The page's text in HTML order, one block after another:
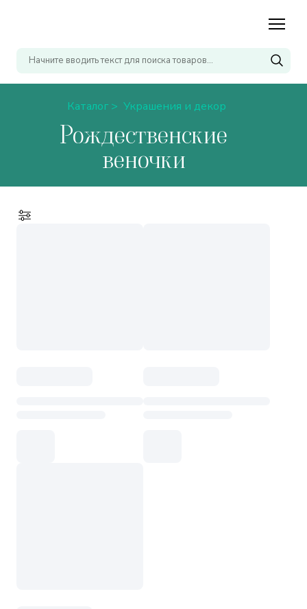
Рождественские
веночки
Каталог > Украшения и декор